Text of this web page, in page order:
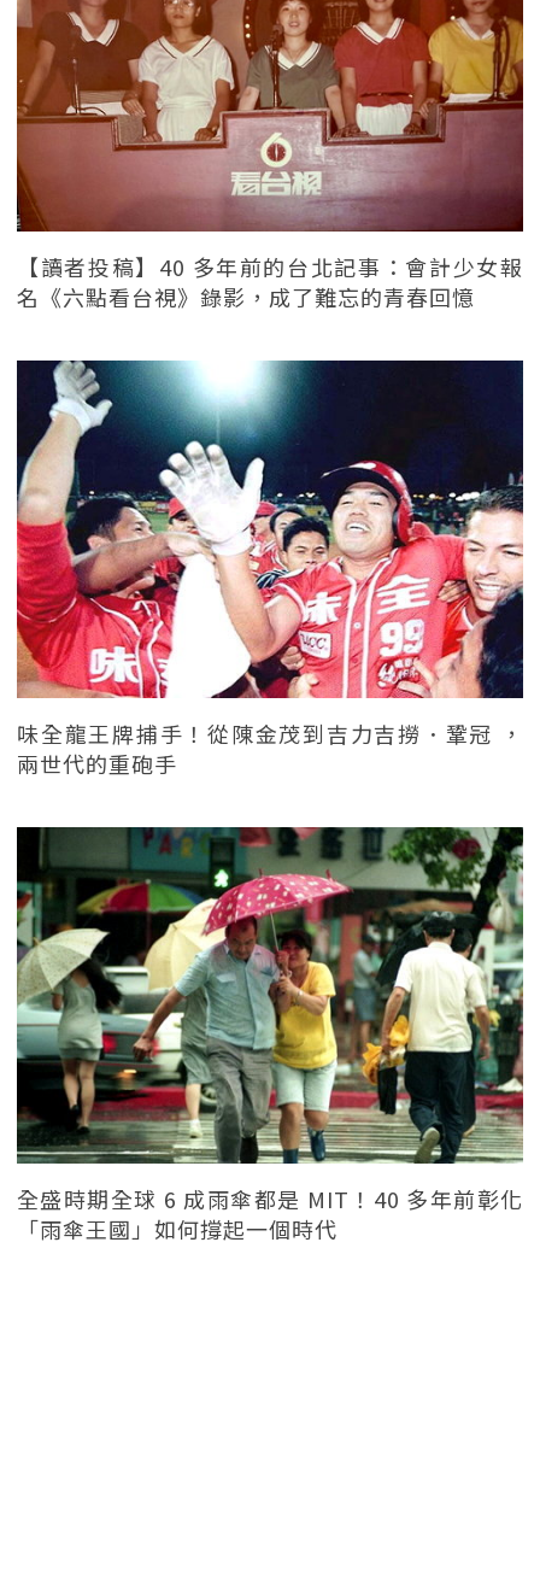
【讀者投稿】40 多年前的台北記事：會計少女報
名《六點看台視》錄影，成了難忘的青春回憶
味全龍王牌捕手！從陳金茂到吉力吉撈．鞏冠 ，
兩世代的重砲手
全盛時期全球 6 成雨傘都是 MIT！40 多年前彰化
「雨傘王國」如何撐起一個時代